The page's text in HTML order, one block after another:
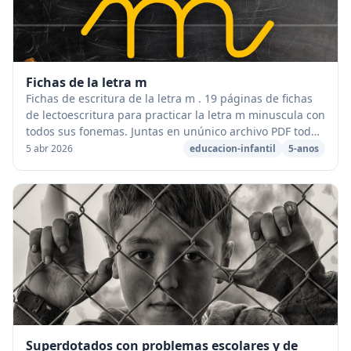
Fichas de la letra m
Fichas de escritura de la letra m . 19 páginas de fichas
de lectoescritura para practicar la letra m minuscula con
todos sus fonemas. Juntas en unúnico archivo PDF todas
las fichas para imprimir las p...
5 abr 2026 educacion-infantil 5-anos
Superdotados con problemas escolares y de